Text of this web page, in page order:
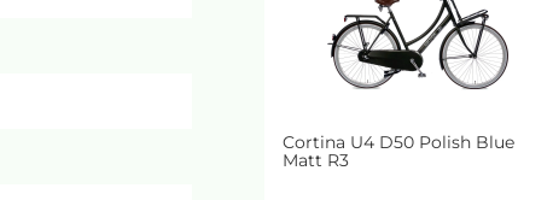
Cortina U4 D50 Polish Blue
Matt R3